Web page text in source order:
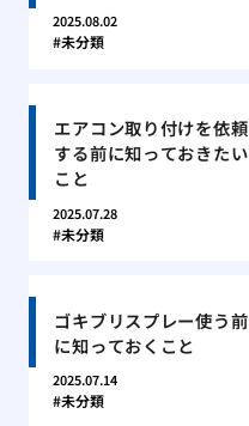
2025.08.02
未分類
エアコン取り付けを依頼
する前に知っておきたい
こと
2025.07.28
未分類
ゴキブリスプレー使う前
に知っておくこと
2025.07.14
未分類